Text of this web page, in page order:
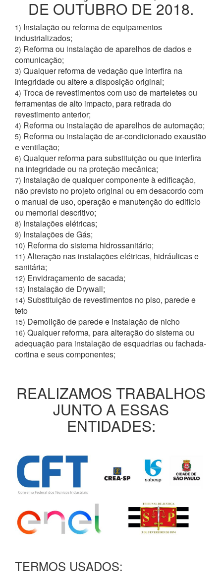
DE OUTUBRO DE 2018.
1) Instalação ou reforma de equipamentos
industrializados;
2) Reforma ou instalação de aparelhos de dados e
comunicação;
3) Qualquer reforma de vedação que interfira na
integridade ou altere a disposição original;
4) Troca de revestimentos com uso de marteletes ou
ferramentas de alto impacto, para retirada do
revestimento anterior;
4) Reforma ou instalação de aparelhos de automação;
5) Reforma ou instalação de ar-condicionado exaustão
e ventilação;
6) Qualquer reforma para substituição ou que interfira
na integridade ou na proteção mecânica;
7) Instalação de qualquer componente à edificação,
não previsto no projeto original ou em desacordo com
o manual de uso, operação e manutenção do edifício
ou memorial descritivo;
8) Instalações elétricas;
9) Instalações de Gás;
10) Reforma do sistema hidrossanitário;
11) Alteração nas instalações elétricas, hidráulicas e
sanitária;
12) Envidraçamento de sacada;
13) Instalação de Drywall;
14) Substituição de revestimentos no piso, parede e
teto
15) Demolição de parede e instalação de nicho
16) Qualquer reforma, para alteração do sistema ou
adequação para instalação de esquadrias ou fachada-
cortina e seus componentes;
REALIZAMOS TRABALHOS
JUNTO A ESSAS
ENTIDADES:
TERMOS USADOS: